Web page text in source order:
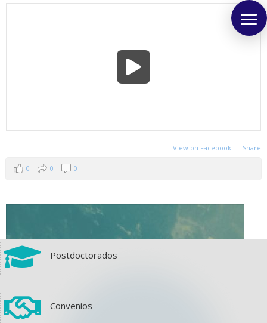
View on Facebook · Share
0 0 0
 Postdoctorados
 Convenios